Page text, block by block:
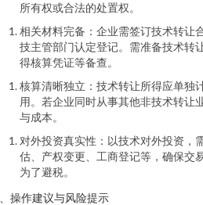
所有权或合法的处置权。
相关材料完备：企业需签订技术转让
技主管部门认定登记。需准备技术转
得核算凭证等备查。
核算清晰独立：技术转让所得应单独
用。若企业同时从事其他非技术转让
与成本。
对外投资真实性：以技术对外投资，
估、产权变更、工商登记等，确保交
为了避税。
操作建议与风险提示